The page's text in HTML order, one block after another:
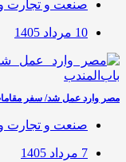
صنعت و تجارت
10 مرداد 1405
مصر وارد عمل شد/ سفر
صنعت و تجارت
7 مرداد 1405